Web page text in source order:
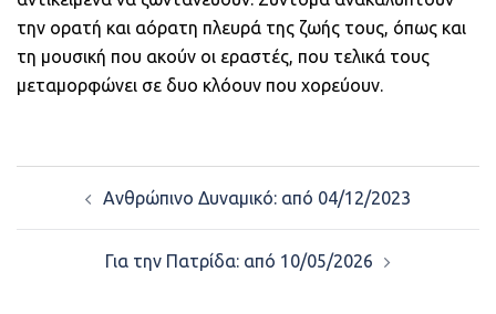
την ορατή και αόρατη πλευρά της ζωής τους, όπως και
τη μουσική που ακούν οι εραστές, που τελικά τους
μεταμορφώνει σε δυο κλόουν που χορεύουν.
navigationΑνθρώπινο Δυναμικό: από 04/12/2023
Για την Πατρίδα: από 10/05/2026